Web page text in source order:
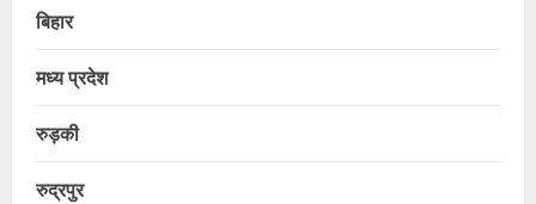
बिहार
मध्य प्रदेश
रुड़की
रुद्रपुर